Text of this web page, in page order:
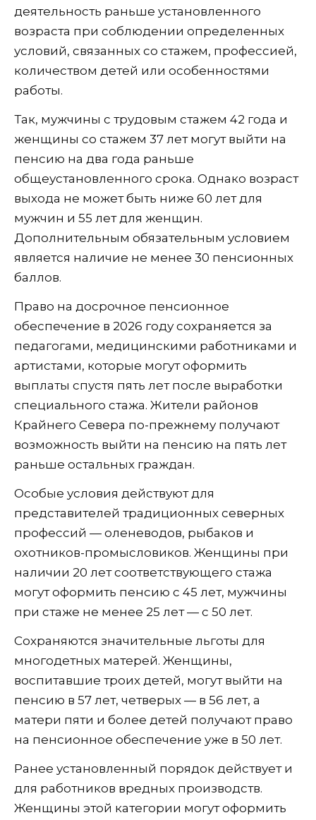
деятельность раньше установленного
возраста при соблюдении определенных
условий, связанных со стажем, профессией,
количеством детей или особенностями
работы.
Так, мужчины с трудовым стажем 42 года и
женщины со стажем 37 лет могут выйти на
пенсию на два года раньше
общеустановленного срока. Однако возраст
выхода не может быть ниже 60 лет для
мужчин и 55 лет для женщин.
Дополнительным обязательным условием
является наличие не менее 30 пенсионных
баллов.
Право на досрочное пенсионное
обеспечение в 2026 году сохраняется за
педагогами, медицинскими работниками и
артистами, которые могут оформить
выплаты спустя пять лет после выработки
специального стажа. Жители районов
Крайнего Севера по-прежнему получают
возможность выйти на пенсию на пять лет
раньше остальных граждан.
Особые условия действуют для
представителей традиционных северных
профессий — оленеводов, рыбаков и
охотников-промысловиков. Женщины при
наличии 20 лет соответствующего стажа
могут оформить пенсию с 45 лет, мужчины
при стаже не менее 25 лет — с 50 лет.
Сохраняются значительные льготы для
многодетных матерей. Женщины,
воспитавшие троих детей, могут выйти на
пенсию в 57 лет, четверых — в 56 лет, а
матери пяти и более детей получают право
на пенсионное обеспечение уже в 50 лет.
Ранее установленный порядок действует и
для работников вредных производств.
Женщины этой категории могут оформить